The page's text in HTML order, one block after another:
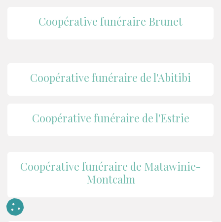
Coopérative funéraire Brunet
Coopérative funéraire de l'Abitibi
Coopérative funéraire de l'Estrie
Coopérative funéraire de Matawinie-
Montcalm